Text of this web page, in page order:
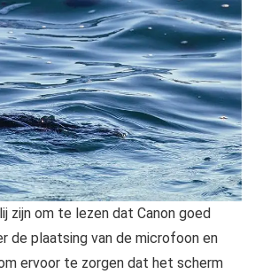
zijn om te lezen dat Canon goed
de plaatsing van de microfoon en
ervoor te zorgen dat het scherm